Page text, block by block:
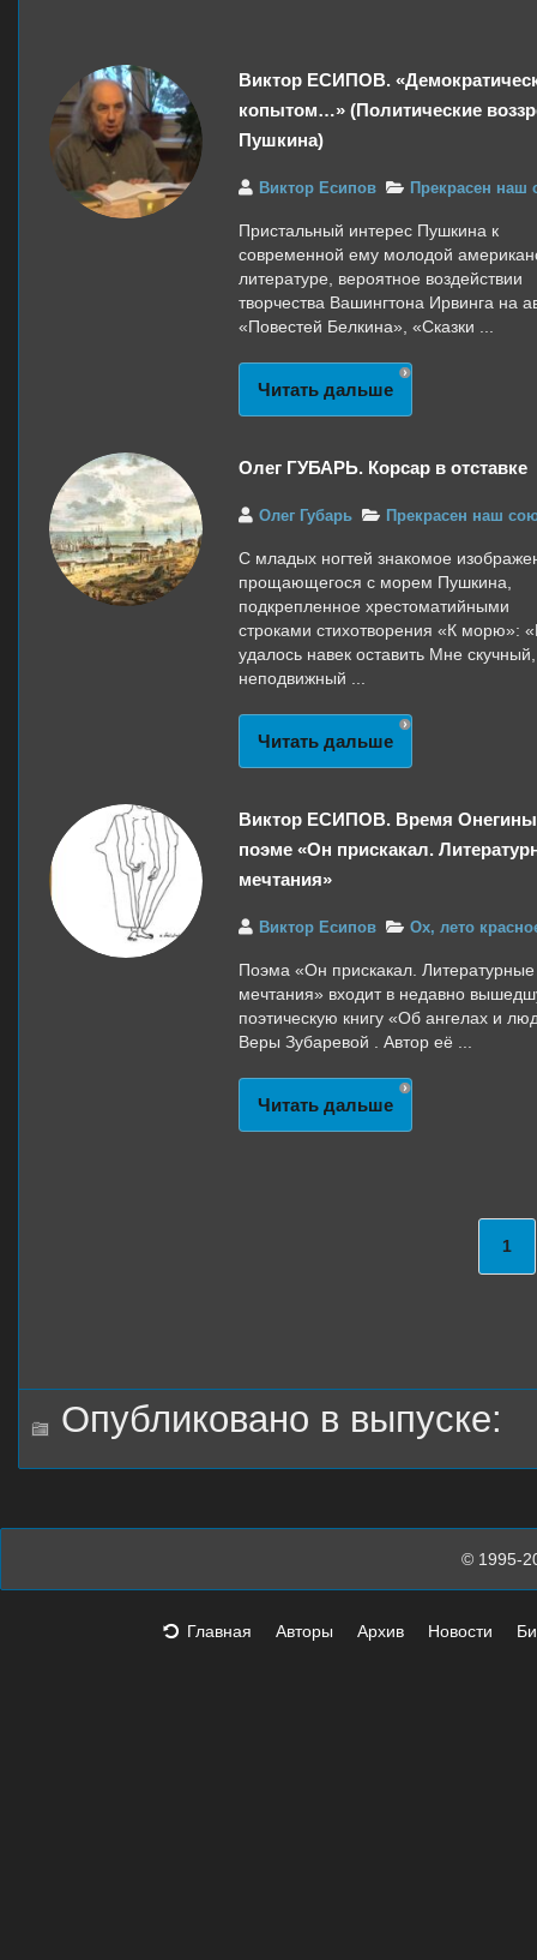
Виктор ЕСИПОВ.
копытом…» (Политические
Пушкина)
Виктор Есипов Прекрасен наш
Пристальный интерес Пушкина к
современной ему молодой
литературе, вероятное воздействии
творчества Вашингтона Ирвинга на
«Повестей Белкина», «Сказки ...
Читать дальше
Олег ГУБАРЬ. Корсар в отставке
Олег Губарь Прекрасен наш
С младых ногтей знакомое
прощающегося с морем Пушкина,
подкрепленное хрестоматийными
строками стихотворения «К морю»:
удалось навек оставить Мне скучный,
неподвижный ...
Читать дальше
Виктор ЕСИПОВ. Время
поэме «Он прискакал.
мечтания»
Виктор Есипов Ох, лето
Поэма «Он прискакал. Литературные
мечтания» входит в недавно
поэтическую книгу «Об ангелах и
Веры Зубаревой . Автор её ...
Читать дальше
1
Опубликовано в выпуске:
© 1995-
Главная Авторы Архив Новости